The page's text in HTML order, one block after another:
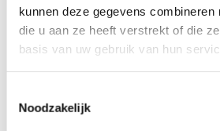
kunnen deze gegevens combineren
die u aan ze heeft verstrekt of die
basis van uw gebruik van hun
Noodzakelijk